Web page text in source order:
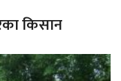
किसान